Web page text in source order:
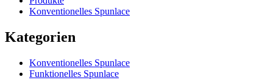
Konventionelles Spunlace
Kategorien
Konventionelles Spunlace
Funktionelles Spunlace